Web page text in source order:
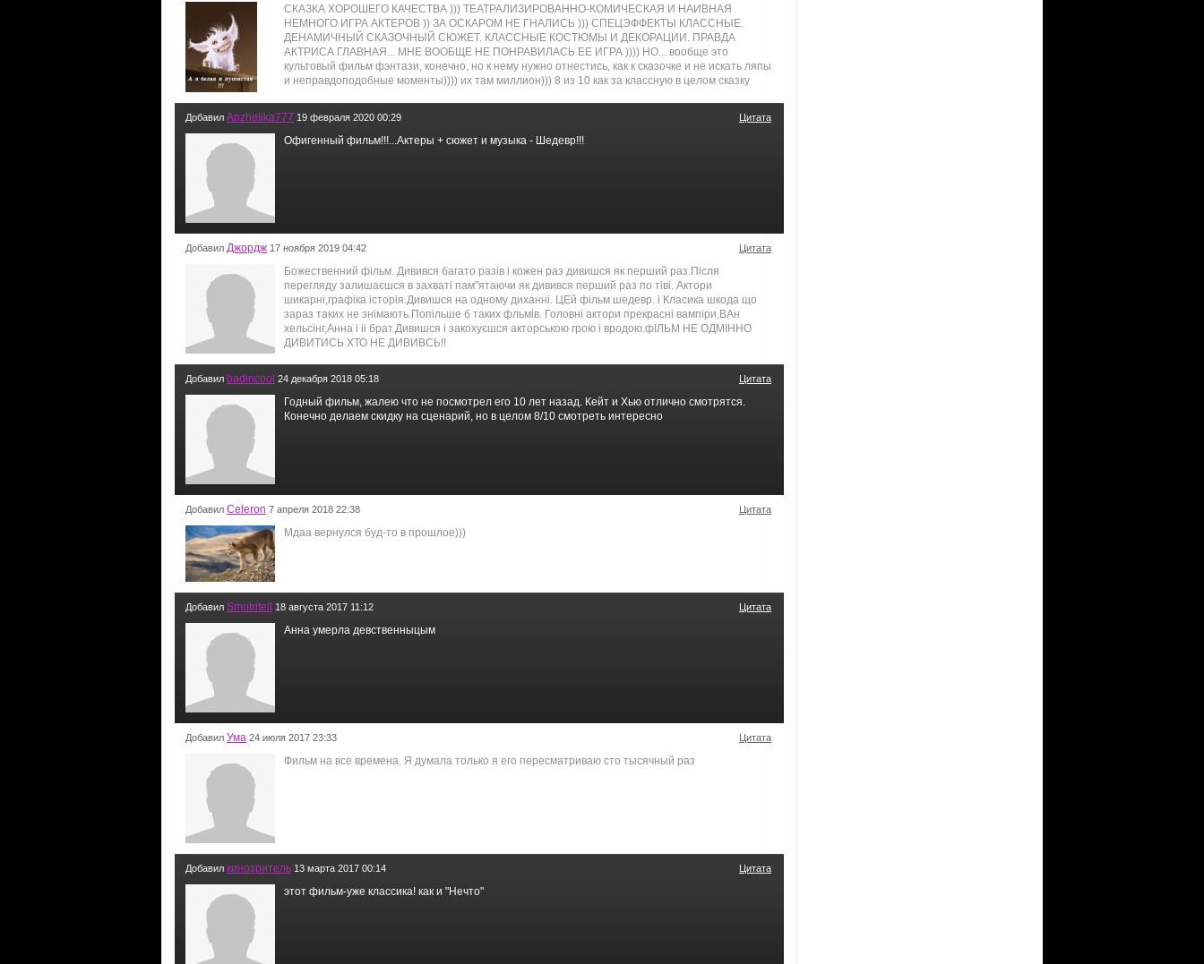
СКАЗКА ХОРОШЕГО КАЧЕСТВА ))) ТЕАТРАЛИЗИРОВАННО-КОМИЧЕСКАЯ И НАИВНАЯ
НЕМНОГО ИГРА АКТЕРОВ )) ЗА ОСКАРОМ НЕ ГНАЛИСЬ ))) СПЕЦЭФФЕКТЫ КЛАССНЫЕ.
ДЕНАМИЧНЫЙ СКАЗОЧНЫЙ СЮЖЕТ. КЛАССНЫЕ КОСТЮМЫ И ДЕКОРАЦИИ. ПРАВДА
АКТРИСА ГЛАВНАЯ... МНЕ ВООБЩЕ НЕ ПОНРАВИЛАСЬ ЕЕ ИГРА )))) НО... вообще это
культовый фильм фэнтази, конечно, но к нему нужно отнестись, как к сказочке и не искать ляпы
и неправдоподобные моменты)))) их там миллион))) 8 из 10 как за классную в целом сказку
Добавил Anzhelika777 19 февраля 2020 00:29 Цитата
Офигенный фильм!!!...Актеры + сюжет и музыка - Шедевр!!!
Добавил Джордж 17 ноября 2019 04:42 Цитата
Божественний фільм. Дивився багато разів і кожен раз дивишся як перший раз.Після
перегляду залишаєшся в захваті пам"ятаючи як дивився перший раз по тіві. Актори
шикарні,графіка історія.Дивишся на одному диханні. ЦЕй фільм шедевр. і Класика шкода що
зараз таких не знімають.Попільше б таких фльмів. Головні актори прекрасні вампіри,ВАн
хельсінг,Анна і іі брат.Дивишся і закохуєшся акторською грою і вродою.фІЛЬМ НЕ ОДМІННО
ДИВИТИСЬ ХТО НЕ ДИВИВСЬ!!
Добавил badincool 24 декабря 2018 05:18 Цитата
Годный фильм, жалею что не посмотрел его 10 лет назад. Кейт и Хью отлично смотрятся.
Конечно делаем скидку на сценарий, но в целом 8/10 смотреть интересно
Добавил Celeron 7 апреля 2018 22:38 Цитата
Мдаа вернулся буд-то в прошлое)))
Добавил Smotritell 18 августа 2017 11:12 Цитата
Анна умерла девственныцым
Добавил Ума 24 июля 2017 23:33 Цитата
Фильм на все времена. Я думала только я его пересматриваю сто тысячный раз
Добавил кинозритель 13 марта 2017 00:14 Цитата
этот фильм-уже классика! как и "Нечто"